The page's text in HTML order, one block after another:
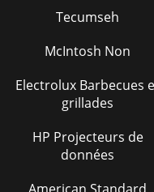
Tecumseh
McIntosh Non
Electrolux Barbecues
grillades
HP Projecteurs de
données
American Standard